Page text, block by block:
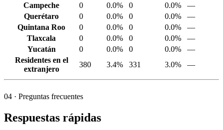
Campeche 0 0.0% 0 0.0%
—
Querétaro
0 0.0% 0 0.0%
—
Quintana Roo
0 0.0% 0 0.0%
—
Tlaxcala
0 0.0% 0 0.0%
—
Yucatán
0 0.0% 0 0.0%
—
Residentes en el
extranjero
380 3.4% 331 3.0% —
04 · Preguntas frecuentes
Respuestas rápidas